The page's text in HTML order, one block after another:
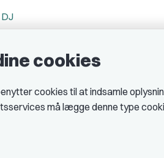
freelancer
hos DJ
og telefontider
cookies
cookies til at indsamle
må lægge denne type